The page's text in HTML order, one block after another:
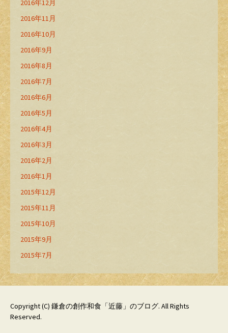
2016年12月
2016年11月
2016年10月
2016年9月
2016年8月
2016年7月
2016年6月
2016年5月
2016年4月
2016年3月
2016年2月
2016年1月
2015年12月
2015年11月
2015年10月
2015年9月
2015年7月
Copyright (C) 鎌倉の創作和食「近藤」のブログ. All Rights
Reserved.